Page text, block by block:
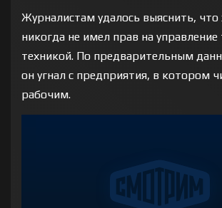
Журналистам удалось выяснить, что
никогда не имел прав на
техникой. По предварительным
он угнал с предприятия, в котором
рабочим.